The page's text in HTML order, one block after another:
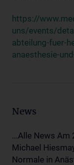
https://
uns/events/
abteilung-fuer-
anaesthesie-
News
...Alle News Am
Michael
Normale in